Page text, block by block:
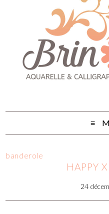
banderole
HAPPY
24